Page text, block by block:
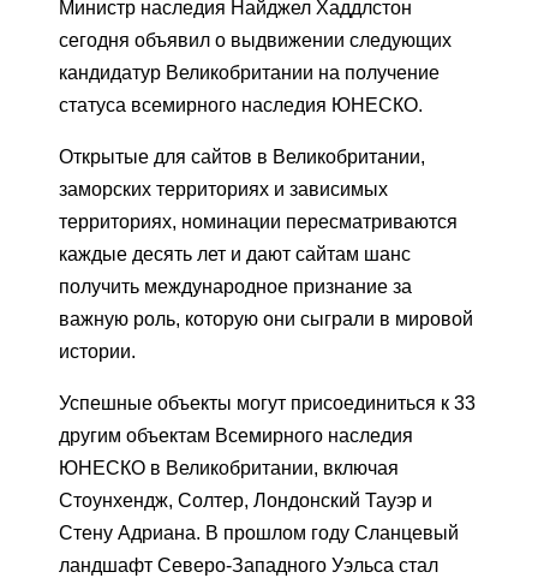
Министр наследия Найджел Хаддлстон
сегодня объявил о выдвижении следующих
кандидатур Великобритании на получение
статуса всемирного наследия ЮНЕСКО.
Открытые для сайтов в Великобритании,
заморских территориях и зависимых
территориях, номинации пересматриваются
каждые десять лет и дают сайтам шанс
получить международное признание за
важную роль, которую они сыграли в мировой
истории.
Успешные объекты могут присоединиться к 33
другим объектам Всемирного наследия
ЮНЕСКО в Великобритании, включая
Стоунхендж, Солтер, Лондонский Тауэр и
Стену Адриана. В прошлом году Сланцевый
ландшафт Северо-Западного Уэльса стал